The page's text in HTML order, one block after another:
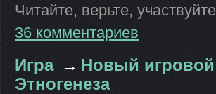
Читайте, верьте,
36 комментариев
Игра → Новый игровой
Этногенеза